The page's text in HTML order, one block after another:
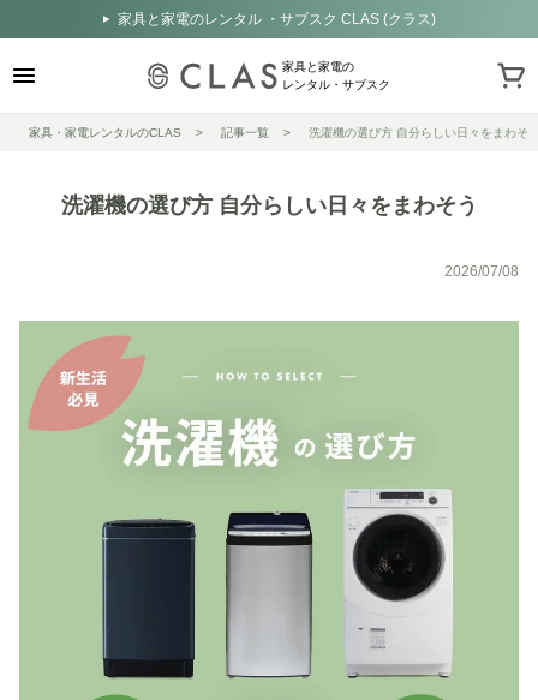
家具と家電のレンタル ・サブスク CLAS (クラス)
家具と家電の
レンタル・サブスク
家具・家電レンタルのCLAS 記事一覧 洗濯機の選び方 自分らしい日々をまわそ
洗濯機の選び方 自分らしい日々をまわそう
2026/07/08